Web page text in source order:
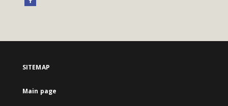
SITEMAP
Main page